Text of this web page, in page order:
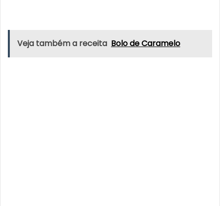
Veja também a receita Bolo de Caramelo